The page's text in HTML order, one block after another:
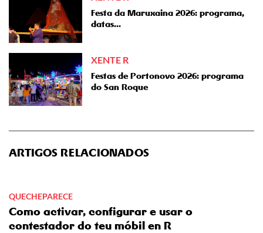
Festa da Maruxaina 2026: programa,
datas...
XENTE R
Festas de Portonovo 2026: programa
do San Roque
ARTIGOS RELACIONADOS
QUECHEPARECE
Como activar, configurar e usar o
contestador do teu móbil en R